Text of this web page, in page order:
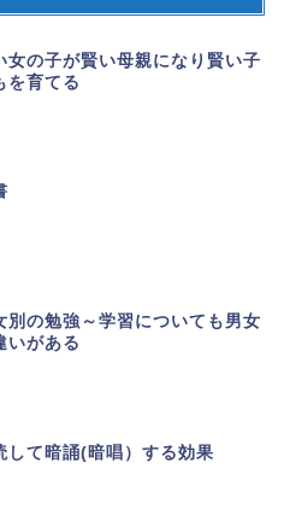
女の子が賢い母親になり賢い子
を育てる
別の勉強～学習についても男女
いがある
して暗誦(暗唱）する効果